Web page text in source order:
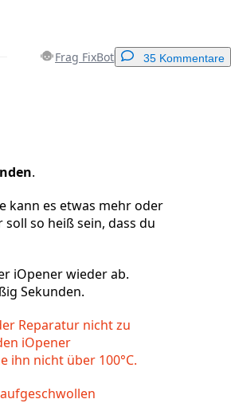
Frag FixBot 35 Kommentare
Abbrechen Kommentieren
.
kann es etwas mehr oder
so heiß sein, dass du
iOpener wieder ab.
Sekunden.
Reparatur nicht zu
iOpener
ihn nicht über 100°C.